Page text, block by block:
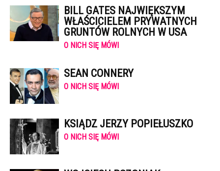
BILL GATES NAJWIĘKSZYM
WŁAŚCICIELEM PRYWATNYCH
GRUNTÓW ROLNYCH W USA
O NICH SIĘ MÓWI
SEAN CONNERY
O NICH SIĘ MÓWI
KSIĄDZ JERZY POPIEŁUSZKO
O NICH SIĘ MÓWI